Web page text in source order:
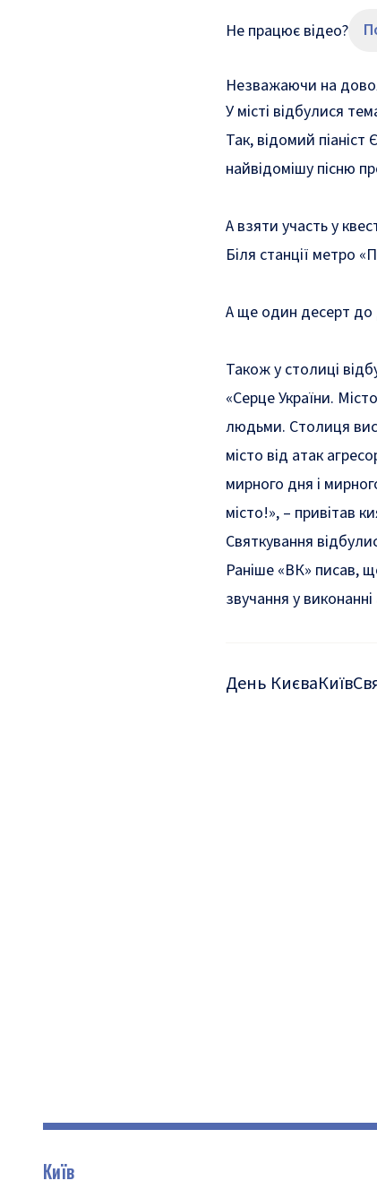
Не працює відео?
Незважаючи на
У місті відбулися
Так, відомий
найвідомішу пісню
А взяти участь у
Біля станції метро
А ще один десерт до
Також у столиці
«Серце України.
людьми. Столиця
місто від атак
мирного дня і
місто!», – привітав
Святкування
Раніше «ВК» писав,
звучання у
День КиєваКиїв
Київ